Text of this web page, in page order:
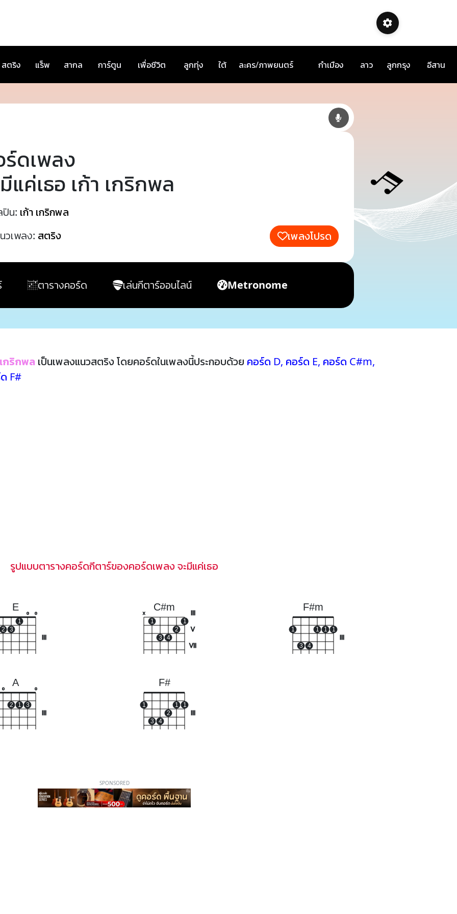
สตริง แร็พ สากล การ์ตูน เพื่อชีวิต ลูกทุ่ง ใต้ ละคร/ภาพยนตร์ กำเมือง ลาว ลูกกรุง อีสาน
ร์ดเพลง
แค่เธอ เก้า เกริกพล
ปิน: เก้า เกริกพล
วเพลง: สตริง เพลงโปรด
ตารางคอร์ด เล่นกีตาร์ออนไลน์ Metronome
กริกพล เป็นเพลงแนวสตริง โดยคอร์ดในเพลงนี้ประกอบด้วย คอร์ด D, คอร์ด E, คอร์ด C#m,
F#
รูปแบบตารางคอร์ดกีตาร์ของคอร์ดเพลง จะมีแค่เธอ
E
2 3
1
o o
C#m
V
VII
x
1
3 4
2
1
F#m
1
3 4
1 1 1
A
o
2 1 3
o
F#
1
3 4
2
1 1
SPONSORED